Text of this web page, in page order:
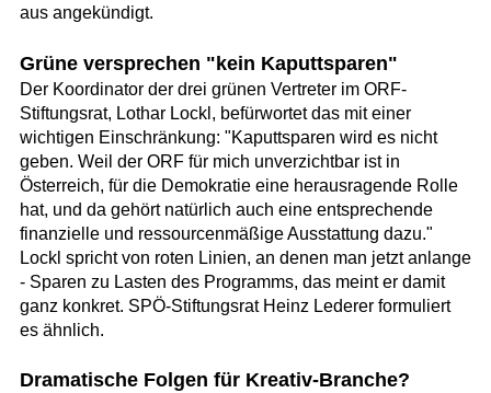
aus angekündigt.
Grüne versprechen "kein Kaputtsparen"
Der Koordinator der drei grünen Vertreter im ORF-
Stiftungsrat, Lothar Lockl, befürwortet das mit einer
wichtigen Einschränkung: "Kaputtsparen wird es nicht
geben. Weil der ORF für mich unverzichtbar ist in
Österreich, für die Demokratie eine herausragende Rolle
hat, und da gehört natürlich auch eine entsprechende
finanzielle und ressourcenmäßige Ausstattung dazu."
Lockl spricht von roten Linien, an denen man jetzt anlange
- Sparen zu Lasten des Programms, das meint er damit
ganz konkret. SPÖ-Stiftungsrat Heinz Lederer formuliert
es ähnlich.
Dramatische Folgen für Kreativ-Branche?